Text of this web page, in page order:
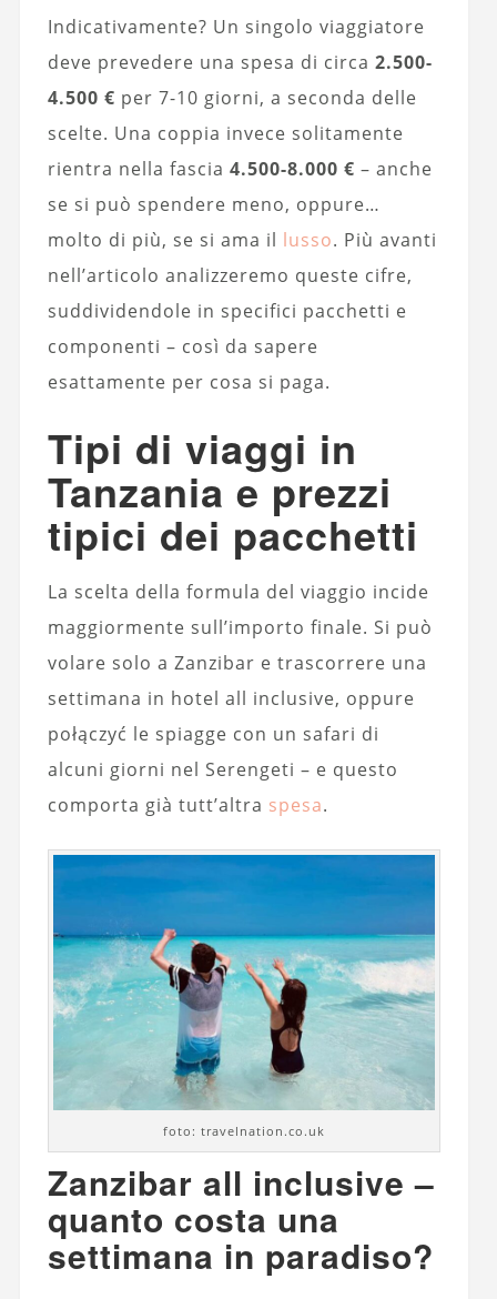
Indicativamente? Un singolo viaggiatore
deve prevedere una spesa di circa 2.500-
4.500 € per 7-10 giorni, a seconda delle
scelte. Una coppia invece solitamente
rientra nella fascia 4.500-8.000 € – anche
se si può spendere meno, oppure…
molto di più, se si ama il lusso. Più avanti
nell’articolo analizzeremo queste cifre,
suddividendole in specifici pacchetti e
componenti – così da sapere
esattamente per cosa si paga.
Tipi di viaggi in
Tanzania e prezzi
tipici dei pacchetti
La scelta della formula del viaggio incide
maggiormente sull’importo finale. Si può
volare solo a Zanzibar e trascorrere una
settimana in hotel all inclusive, oppure
połączyć le spiagge con un safari di
alcuni giorni nel Serengeti – e questo
comporta già tutt’altra spesa.
foto: travelnation.co.uk
Zanzibar all inclusive –
quanto costa una
settimana in paradiso?